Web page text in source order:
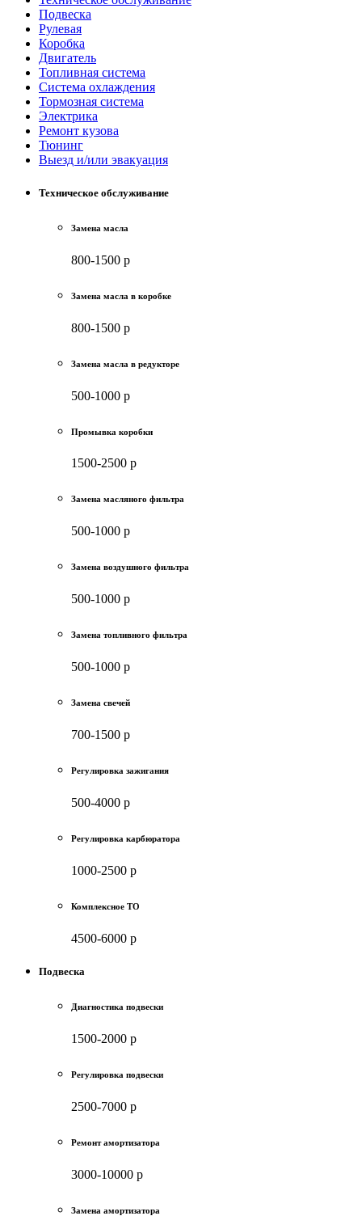
Подвеска
Рулевая
Коробка
Двигатель
Топливная система
Система охлаждения
Тормозная система
Электрика
Ремонт кузова
Тюнинг
Выезд и/или эвакуация
Техническое обслуживание
Замена масла
800-1500 р
Замена масла в коробке
800-1500 р
Замена масла в редукторе
500-1000 р
Промывка коробки
1500-2500 р
Замена масляного фильтра
500-1000 р
Замена воздушного фильтра
500-1000 р
Замена топливного фильтра
500-1000 р
Замена свечей
700-1500 р
Регулировка зажигания
500-4000 р
Регулировка карбюратора
1000-2500 р
Комплексное ТО
4500-6000 р
Подвеска
Диагностика подвески
1500-2000 р
Регулировка подвески
2500-7000 р
Ремонт амортизатора
3000-10000 р
Замена амортизатора